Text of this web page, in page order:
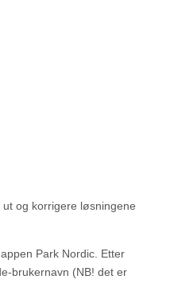
og korrigere løsningene
Park Nordic. Etter
brukernavn (NB! det er